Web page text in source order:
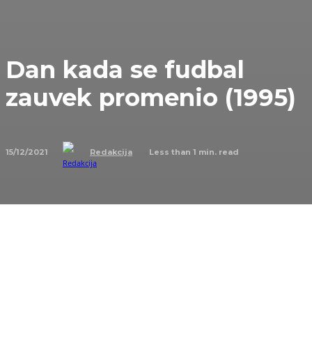
Dan kada se fudbal
zauvek promenio (1995)
15/12/2021 Redakcija Less than 1 min. read